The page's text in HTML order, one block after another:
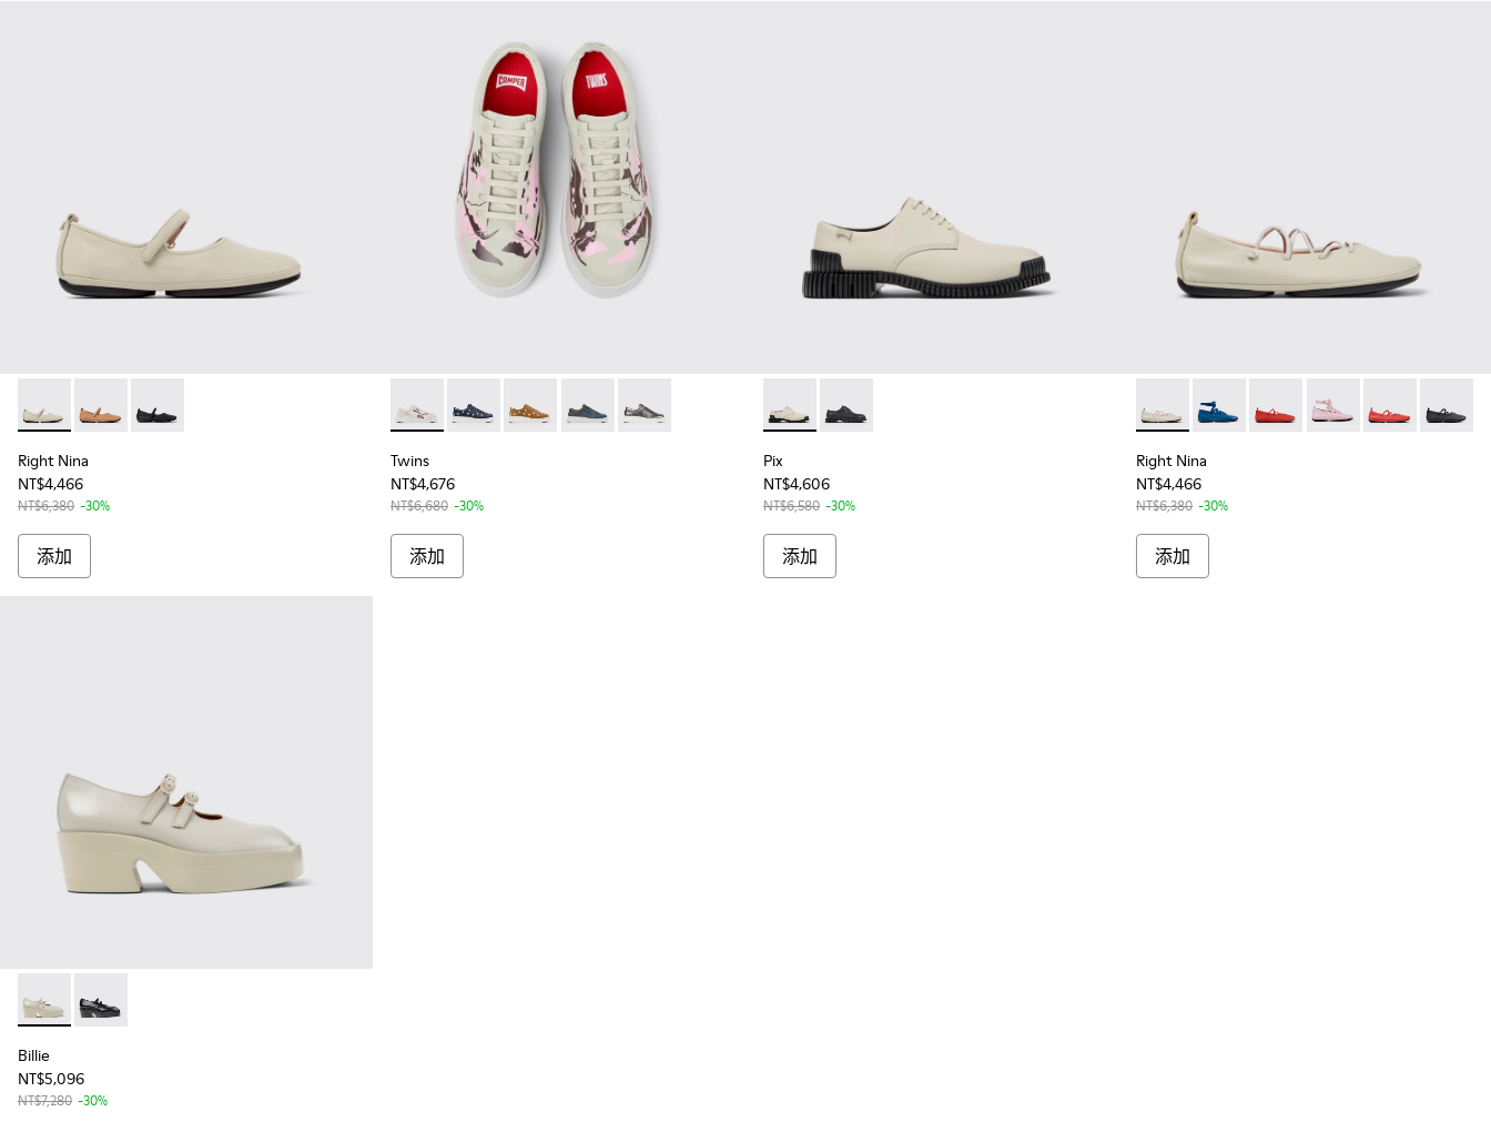
Right Nina - K201365-022 - 女士灰色皮鞋
Right Nina - K201365-027
Right Nina - K201365-021
Right Nina
NT$4,466
NT$6,380 -30%
添加
Twins - K200645-099 - 女士多色再生皮革運動鞋
Twins - K200645-102
Twins - K200645-101
Twins - K200645-100
Twins - K200645-056
Twins
NT$4,676
NT$6,680 -30%
添加
Pix - K201851-003 - 女士灰色皮鞋
Pix - K201851-001
Pix
NT$4,606
NT$6,580 -30%
添加
Right Nina - K201835-004 - 女士灰色皮革芭
Right Nina - K201835-007
Right Nina - K201835-006
Right Nina - K201835-
Right Nina -
Right
Right Nina
NT$4,466
NT$6,380 -30%
添加
Billie - K201805-003 - 女士灰色皮革莫卡辛鞋
Billie - K201805-002
Billie
NT$5,096
NT$7,280 -30%